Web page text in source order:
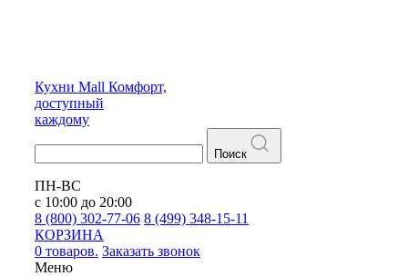
Кухни Mall Комфорт,
доступный
каждому
Поиск
ПН-ВС
с 10:00 до 20:00
8 (800) 302-77-06 8 (499) 348-15-11
КОРЗИНА
0 товаров. Заказать звонок
Меню